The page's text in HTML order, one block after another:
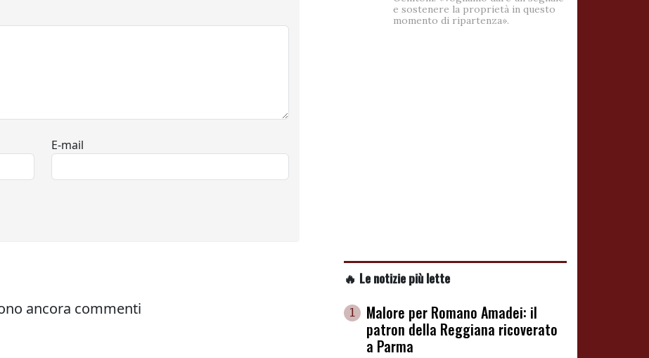
e sostenere la proprietà in questo
momento di ripartenza».
🔥 Le notizie più lette
1
Malore per Romano Amadei: il
patron della Reggiana ricoverato
a Parma